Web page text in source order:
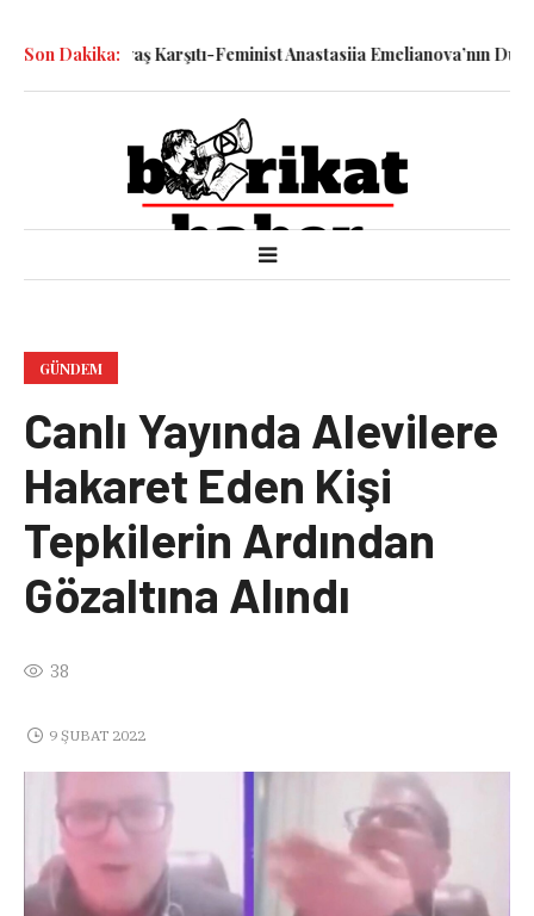
Son Dakika:
Savaş Karşıtı-Feminist Anastasiia Emelianova’nın
GÜNDEM
Canlı Yayında Alevilere
Hakaret Eden Kişi
Tepkilerin Ardından
Gözaltına Alındı
38
9 ŞUBAT 2022